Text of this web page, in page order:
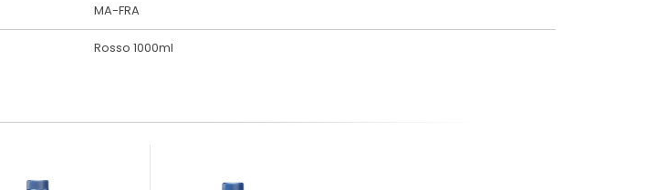
MA-FRA
Rosso 1000ml